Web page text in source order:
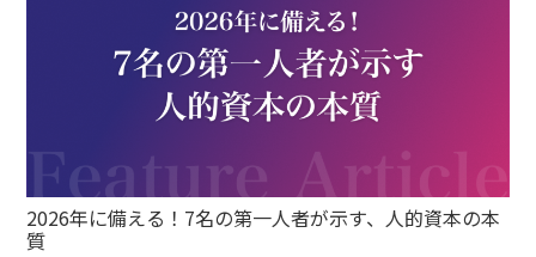
2026年に備える！7名の第一人者が示す、人的資本の本
質